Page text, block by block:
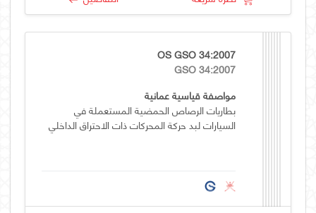
OS GSO 34:2007
GSO 34:2007
مواصفة قياسية عمانية
بطاريات الرصاص الحمضية المستعملة في
السيارات لبد حركة المحركات ذات الاحتراق الداخلي